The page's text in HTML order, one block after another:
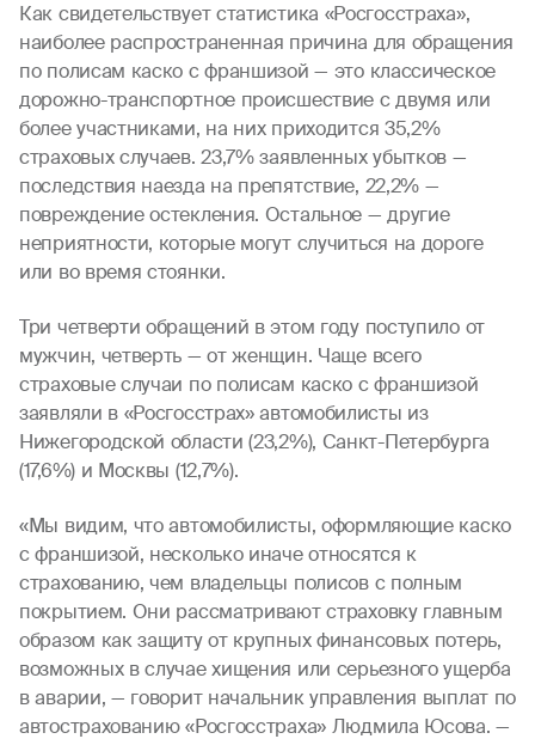
Как свидетельствует статистика «Росгосстраха»,
наиболее распространенная причина для обращения
по полисам каско с франшизой — это классическое
дорожно-транспортное происшествие с двумя или
более участниками, на них приходится 35,2%
страховых случаев. 23,7% заявленных убытков —
последствия наезда на препятствие, 22,2% —
повреждение остекления. Остальное — другие
неприятности, которые могут случиться на дороге
или во время стоянки.
Три четверти обращений в этом году поступило от
мужчин, четверть — от женщин. Чаще всего
страховые случаи по полисам каско с франшизой
заявляли в «Росгосстрах» автомобилисты из
Нижегородской области (23,2%), Санкт-Петербурга
(17,6%) и Москвы (12,7%).
«Мы видим, что автомобилисты, оформляющие каско
с франшизой, несколько иначе относятся к
страхованию, чем владельцы полисов с полным
покрытием. Они рассматривают страховку главным
образом как защиту от крупных финансовых потерь,
возможных в случае хищения или серьезного ущерба
в аварии, — говорит начальник управления выплат по
автострахованию «Росгосстраха» Людмила Юсова. —